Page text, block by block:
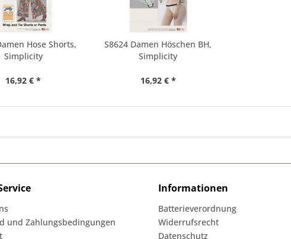
Hose Shorts,
Simplicity
16,92 € *
S8624 Damen Höschen BH,
Simplicity
16,92 € *
und Zahlungsbedingungen
Informationen
Batterieverordnung
Widerrufsrecht
Datenschutz